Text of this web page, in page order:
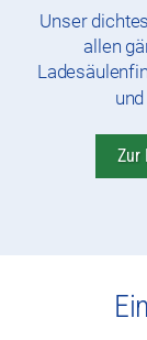
Unser
allen
und
Zur